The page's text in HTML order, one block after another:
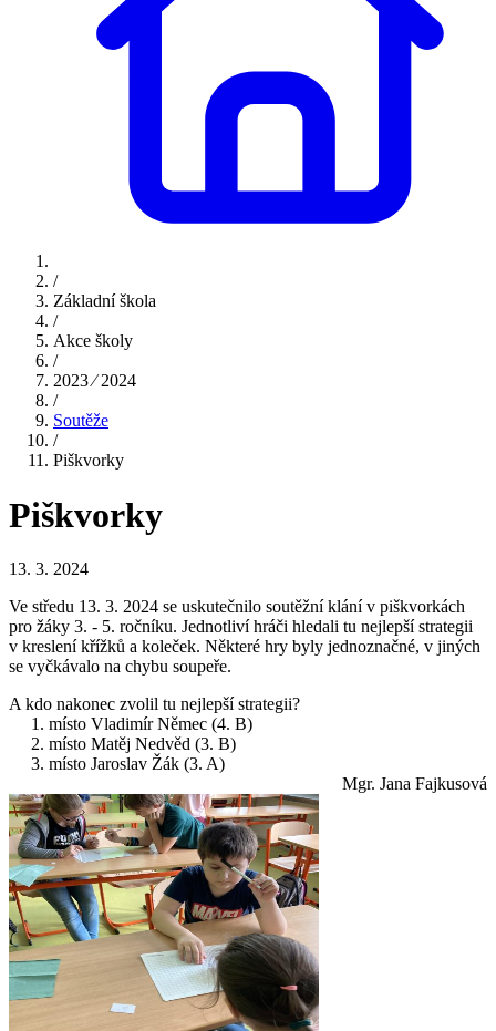
/
Základní škola
/
Akce školy
/
2023 ⁄ 2024
/
Soutěže
/
Piškvorky
Piškvorky
13. 3. 2024
Ve středu 13. 3. 2024 se uskutečnilo soutěžní klání v piškvorkách
pro žáky 3. - 5. ročníku. Jednotliví hráči hledali tu nejlepší strategii
v kreslení křížků a koleček. Některé hry byly jednoznačné, v jiných
se vyčkávalo na chybu soupeře.
A kdo nakonec zvolil tu nejlepší strategii?
1. místo Vladimír Němec (4. B)
2. místo Matěj Nedvěd (3. B)
3. místo Jaroslav Žák (3. A)
Mgr. Jana Fajkusová